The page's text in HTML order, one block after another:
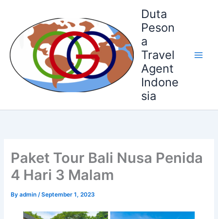
content
Duta
Peson
a
Travel
Agent
Indone
sia
Paket Tour Bali Nusa Penida
4 Hari 3 Malam
Byadmin/September 1, 2023